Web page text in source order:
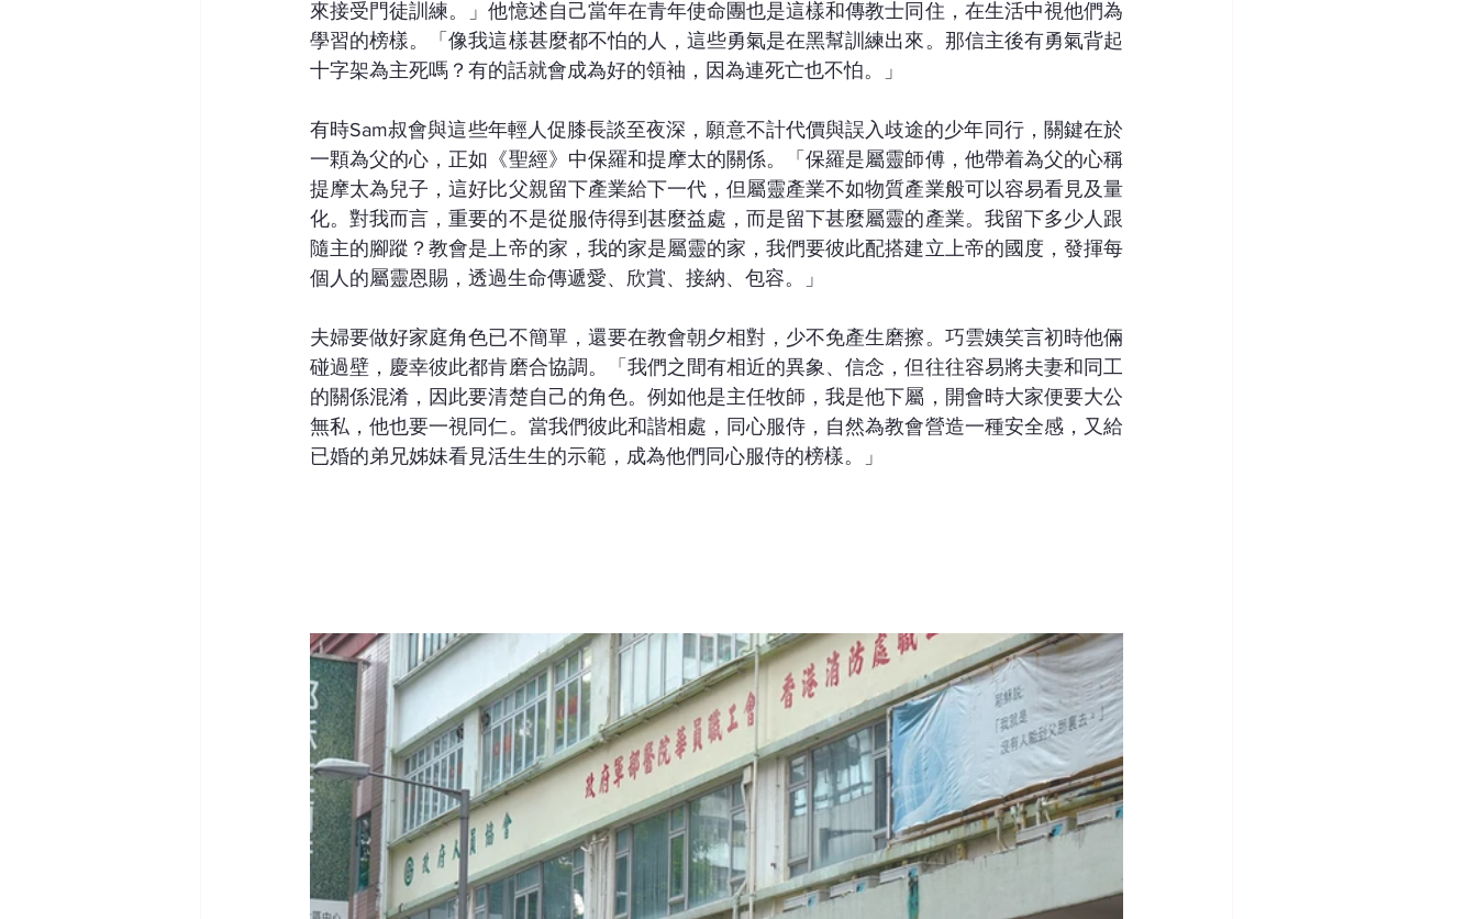
來接受門徒訓練。」他憶述自己當年在青年使命團也是這樣和傳教士同住，在生活中視他們為
學習的榜樣。「像我這樣甚麼都不怕的人，這些勇氣是在黑幫訓練出來。那信主後有勇氣背起
十字架為主死嗎？有的話就會成為好的領袖，因為連死亡也不怕。」
有時Sam叔會與這些年輕人促膝長談至夜深，願意不計代價與誤入歧途的少年同行，關鍵在於
一顆為父的心，正如《聖經》中保羅和提摩太的關係。「保羅是屬靈師傅，他帶着為父的心稱
提摩太為兒子，這好比父親留下產業給下一代，但屬靈產業不如物質產業般可以容易看見及量
化。對我而言，重要的不是從服侍得到甚麼益處，而是留下甚麼屬靈的產業。我留下多少人跟
隨主的腳蹤？教會是上帝的家，我的家是屬靈的家，我們要彼此配搭建立上帝的國度，發揮每
個人的屬靈恩賜，透過生命傳遞愛、欣賞、接納、包容。」
夫婦要做好家庭角色已不簡單，還要在教會朝夕相對，少不免產生磨擦。巧雲姨笑言初時他倆
碰過壁，慶幸彼此都肯磨合協調。「我們之間有相近的異象、信念，但往往容易將夫妻和同工
的關係混淆，因此要清楚自己的角色。例如他是主任牧師，我是他下屬，開會時大家便要大公
無私，他也要一視同仁。當我們彼此和諧相處，同心服侍，自然為教會營造一種安全感，又給
已婚的弟兄姊妹看見活生生的示範，成為他們同心服侍的榜樣。」